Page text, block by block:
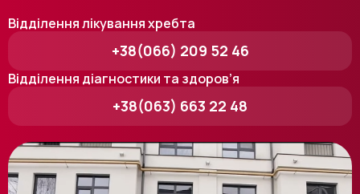
Відділення лікування хребта
+38(066) 209 52 46
Відділення діагностики та здоров’я
+38(063) 663 22 48